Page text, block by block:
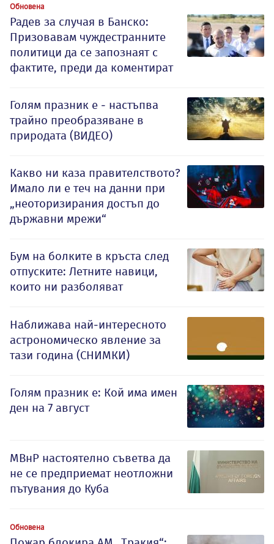
Обновена
Радев за случая в Банско:
Призовавам чуждестранните
политици да се запознаят с
фактите, преди да коментират
Голям празник е - настъпва
трайно преобразяване в
природата (ВИДЕО)
Какво ни каза правителството?
Имало ли е теч на данни при
„неоторизирания достъп до
държавни мрежи“
Бум на болките в кръста след
отпуските: Летните навици,
които ни разболяват
Наближава най-интересното
астрономическо явление за
тази година (СНИМКИ)
Голям празник е: Кой има имен
ден на 7 август
МВнР настоятелно съветва да
не се предприемат неотложни
пътувания до Куба
Обновена